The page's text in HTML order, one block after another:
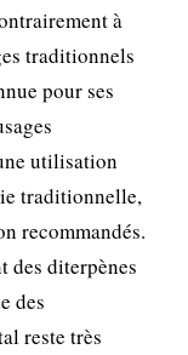
à
traditionnels
pour ses
utilisation
traditionnelle,
recommandés.
des diterpènes
des
reste très